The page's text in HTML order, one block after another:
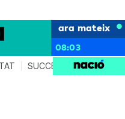
ara mateix
08:03
SUCCESSOS AGENDA